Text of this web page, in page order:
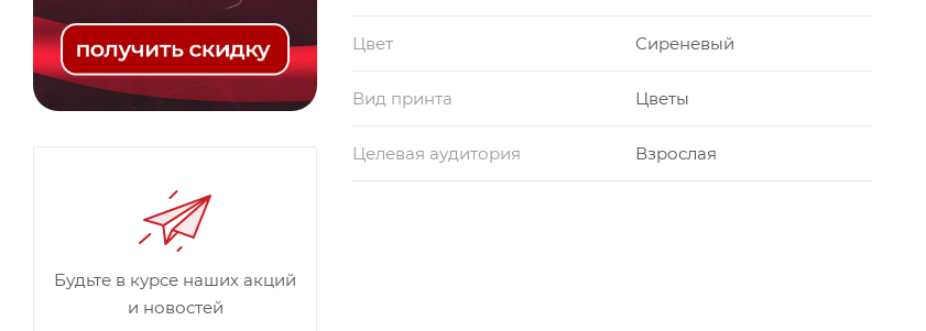
Цвет Сиреневый
Вид принта Цветы
Целевая аудитория Взрослая
Будьте в курсе наших акций
и новостей